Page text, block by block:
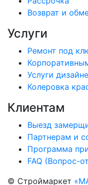
Возврат и
Услуги
Ремонт под
Услуги
Колеровка
Клиентам
Выезд
Партнерам и
Программа
FAQ (Вопрос-
© Строймаркет